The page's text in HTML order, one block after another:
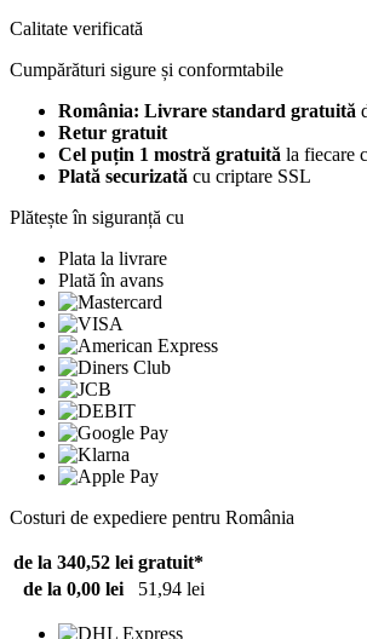
Calitate verificată
Cumpărături sigure și conformtabile
România: Livrare standard gratuită
Retur gratuit
Cel puțin 1 mostră gratuită la fiecare
Plată securizată cu criptare SSL
Plătește în siguranță cu
Plata la livrare
Plată în avans
Costuri de expediere pentru România
de la 340,52 lei gratuit*
de la 0,00 lei
51,94 lei